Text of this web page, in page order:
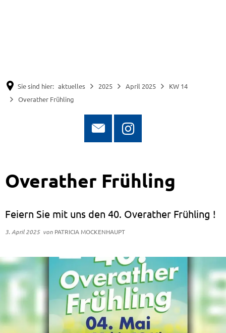
Sie sind hier: aktuelles 2025 April 2025
KW 14
Overather Frühling
Overather Frühling
Feiern Sie mit uns den 40. Overather Frühling !
3. April 2025 von PATRICIA MOCKENHAUPT